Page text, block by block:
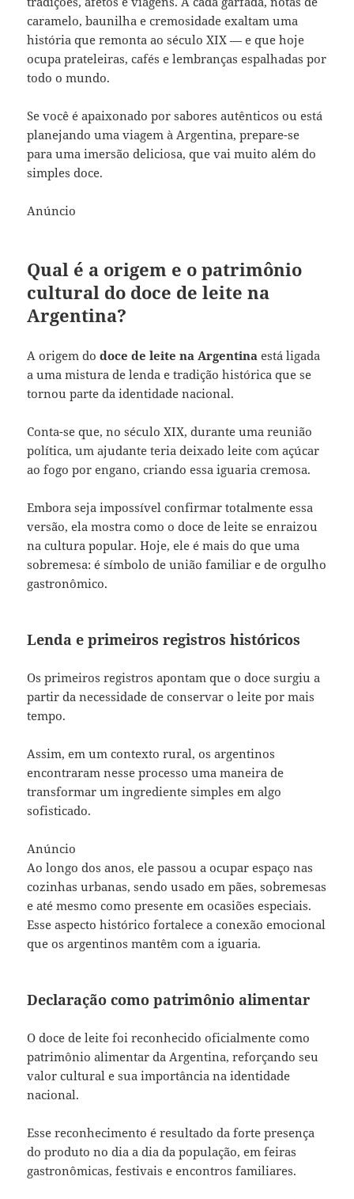
caramelo, baunilha e cremosidade exaltam uma
história que remonta ao século XIX — e que hoje
ocupa prateleiras, cafés e lembranças espalhadas por
todo o mundo.
Se você é apaixonado por sabores autênticos ou está
planejando uma viagem à Argentina, prepare-se
para uma imersão deliciosa, que vai muito além do
simples doce.
Anúncio
Qual é a origem e o patrimônio
cultural do doce de leite na
Argentina?
A origem dodoce de leite na Argentinaestá ligada
a uma mistura de lenda e tradição histórica que se
tornou parte da identidade nacional.
Conta-se que, no século XIX, durante uma reunião
política, um ajudante teria deixado leite com açúcar
ao fogo por engano, criando essa iguaria cremosa.
Embora seja impossível confirmar totalmente essa
versão, ela mostra como o doce de leite se enraizou
na cultura popular. Hoje, ele é mais do que uma
sobremesa: é símbolo de união familiar e de orgulho
gastronômico.
Lenda e primeiros registros históricos
Os primeiros registros apontam que o doce surgiu a
partir da necessidade de conservar o leite por mais
tempo.
Assim, em um contexto rural, os argentinos
encontraram nesse processo uma maneira de
transformar um ingrediente simples em algo
sofisticado.
Anúncio
Ao longo dos anos, ele passou a ocupar espaço nas
cozinhas urbanas, sendo usado em pães, sobremesas
e até mesmo como presente em ocasiões especiais.
Esse aspecto histórico fortalece a conexão emocional
que os argentinos mantêm com a iguaria.
Declaração como patrimônio alimentar
O doce de leite foi reconhecido oficialmente como
patrimônio alimentar da Argentina, reforçando seu
valor cultural e sua importância na identidade
nacional.
Esse reconhecimento é resultado da forte presença
do produto no dia a dia da população, em feiras
gastronômicas, festivais e encontros familiares.